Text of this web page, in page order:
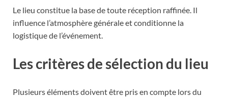
Le lieu constitue la base de toute réception raffinée. Il
influence l’atmosphère générale et conditionne la
logistique de l’événement.
Les critères de sélection du lieu
Plusieurs éléments doivent être pris en compte lors du